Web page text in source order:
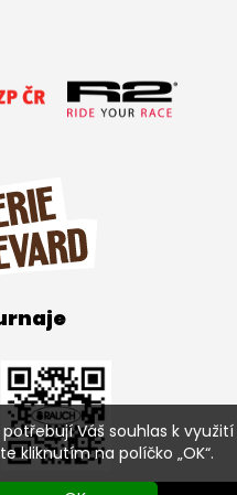
potřebují Váš souhlas k využití
kliknutím na políčko „OK“.